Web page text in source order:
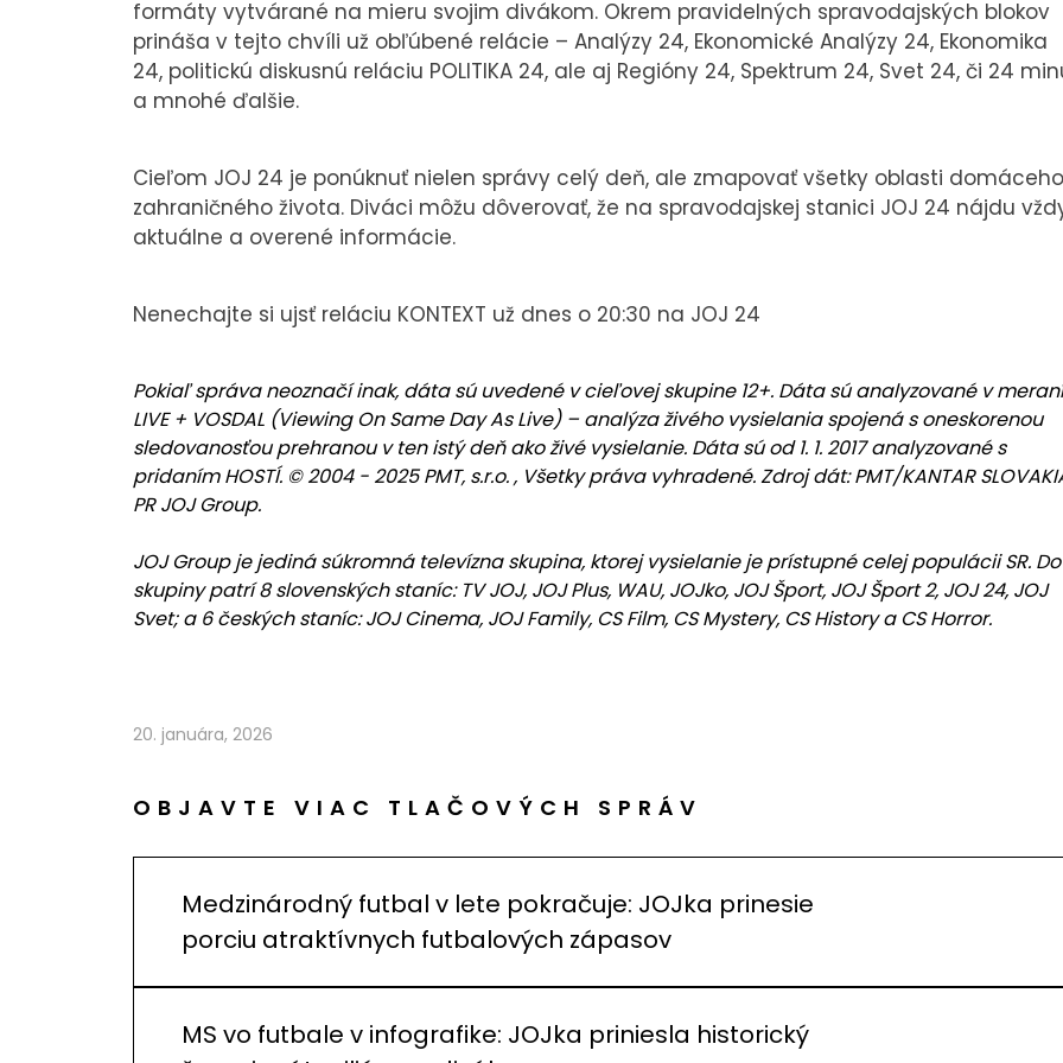
formáty vytvárané na mieru svojim divákom. Okrem pravidelných spravodajských blokov
prináša v tejto chvíli už obľúbené relácie – Analýzy 24, Ekonomické Analýzy 24, Ekonomika
24, politickú diskusnú reláciu POLITIKA 24, ale aj Regióny 24, Spektrum 24, Svet 24, či 24
a mnohé ďalšie.
Cieľom JOJ 24 je ponúknuť nielen správy celý deň, ale zmapovať všetky oblasti
zahraničného života. Diváci môžu dôverovať, že na spravodajskej stanici JOJ 24 nájdu
aktuálne a overené informácie.
Nenechajte si ujsť reláciu KONTEXT už dnes o 20:30 na JOJ 24
Pokiaľ správa neoznačí inak, dáta sú uvedené v cieľovej skupine 12+. Dáta sú analyzované v meraní
LIVE + VOSDAL (Viewing On Same Day As Live) – analýza živého vysielania spojená s oneskorenou
sledovanosťou prehranou v ten istý deň ako živé vysielanie. Dáta sú od 1. 1. 2017 analyzované s
pridaním HOSTÍ. © 2004 - 2025 PMT, s.r.o. , Všetky práva vyhradené. Zdroj dát: PMT/KANTAR
PR JOJ Group.
JOJ Group je jediná súkromná televízna skupina, ktorej vysielanie je prístupné celej populácii SR. Do
skupiny patrí 8 slovenských staníc: TV JOJ, JOJ Plus, WAU, JOJko, JOJ Šport, JOJ Šport 2, JOJ 24, JOJ
Svet; a 6 českých staníc: JOJ Cinema, JOJ Family, CS Film, CS Mystery, CS History a CS Horror.
20. januára, 2026
OBJAVTE VIAC TLAČOVÝCH SPRÁV
Medzinárodný futbal v lete pokračuje: JOJka prinesie
porciu atraktívnych futbalových zápasov
MS vo futbale v infografike: JOJka priniesla historický